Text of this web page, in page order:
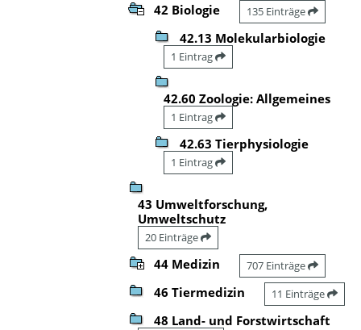
42 Biologie 135 Einträge
42.13 Molekularbiologie
1 Eintrag
42.60 Zoologie: Allgemeines
1 Eintrag
42.63 Tierphysiologie
1 Eintrag
43 Umweltforschung,
Umweltschutz
20 Einträge
44 Medizin 707 Einträge
46 Tiermedizin 11 Einträge
48 Land- und Forstwirtschaft